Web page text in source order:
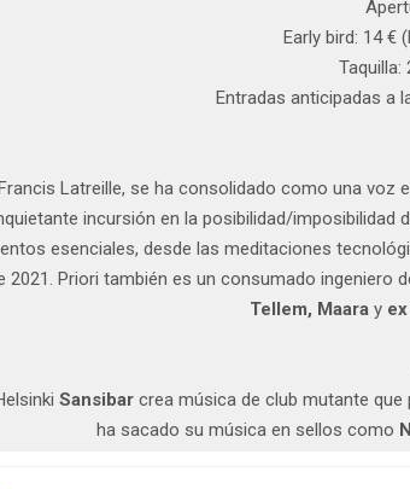
Early bird: 14 €
Entradas anticipadas a
Latreille, se ha consolidado como una voz
incursión en la posibilidad/
esenciales, desde las meditaciones
2021. Priori también es un consumado ingeniero
Tellem, Maara y
Sansibarcrea música de club mutante que
ha sacado su música en sellos como